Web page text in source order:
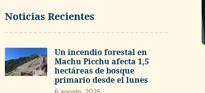
Noticias Recientes
Un incendio forestal en
Machu Picchu afecta 1,5
hectáreas de bosque
primario desde el lunes